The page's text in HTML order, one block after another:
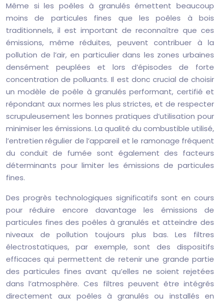
Même si les poêles à granulés émettent beaucoup
moins de particules fines que les poêles à bois
traditionnels, il est important de reconnaître que ces
émissions, même réduites, peuvent contribuer à la
pollution de l’air, en particulier dans les zones urbaines
densément peuplées et lors d’épisodes de forte
concentration de polluants. Il est donc crucial de choisir
un modèle de poêle à granulés performant, certifié et
répondant aux normes les plus strictes, et de respecter
scrupuleusement les bonnes pratiques d’utilisation pour
minimiser les émissions. La qualité du combustible utilisé,
l’entretien régulier de l’appareil et le ramonage fréquent
du conduit de fumée sont également des facteurs
déterminants pour limiter les émissions de particules
fines.
Des progrès technologiques significatifs sont en cours
pour réduire encore davantage les émissions de
particules fines des poêles à granulés et atteindre des
niveaux de pollution toujours plus bas. Les filtres
électrostatiques, par exemple, sont des dispositifs
efficaces qui permettent de retenir une grande partie
des particules fines avant qu’elles ne soient rejetées
dans l’atmosphère. Ces filtres peuvent être intégrés
directement aux poêles à granulés ou installés en